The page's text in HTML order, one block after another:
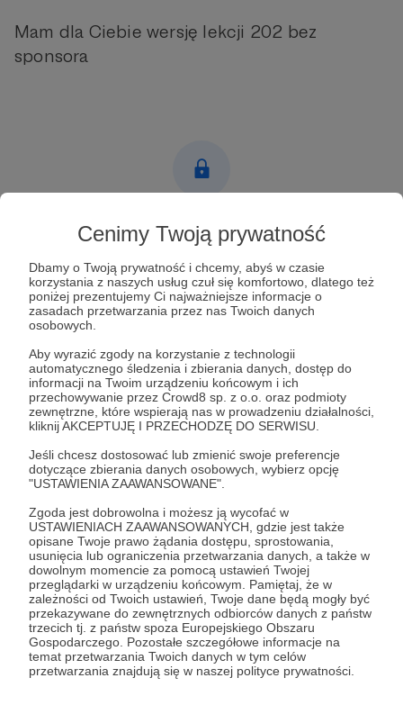
Cenimy Twoją prywatność
Dbamy o Twoją prywatność i chcemy, abyś w czasie
korzystania z naszych usług czuł się komfortowo, dlatego też
poniżej prezentujemy Ci najważniejsze informacje o
zasadach przetwarzania przez nas Twoich danych
osobowych.
Aby wyrazić zgody na korzystanie z technologii
automatycznego śledzenia i zbierania danych, dostęp do
informacji na Twoim urządzeniu końcowym i ich
przechowywanie przez Crowd8 sp. z o.o. oraz podmioty
zewnętrzne, które wspierają nas w prowadzeniu działalności,
kliknij AKCEPTUJĘ I PRZECHODZĘ DO SERWISU.
Jeśli chcesz dostosować lub zmienić swoje preferencje
dotyczące zbierania danych osobowych, wybierz opcję
"USTAWIENIA ZAAWANSOWANE".
Zgoda jest dobrowolna i możesz ją wycofać w
USTAWIENIACH ZAAWANSOWANYCH, gdzie jest także
opisane Twoje prawo żądania dostępu, sprostowania,
usunięcia lub ograniczenia przetwarzania danych, a także w
dowolnym momencie za pomocą ustawień Twojej
przeglądarki w urządzeniu końcowym. Pamiętaj, że w
zależności od Twoich ustawień, Twoje dane będą mogły być
przekazywane do zewnętrznych odbiorców danych z państw
trzecich tj. z państw spoza Europejskiego Obszaru
Gospodarczego. Pozostałe szczegółowe informacje na
temat przetwarzania Twoich danych w tym celów
przetwarzania znajdują się w naszej polityce prywatności.
Mam dla Ciebie wersję lekcji 202 bez
sponsora
Post dostępny tylko dla Patronów
Zostań Patronem
Zaloguj się
Udostępnij
Kwadrans Na Angielski
Zobacz profil autora
Zobacz również